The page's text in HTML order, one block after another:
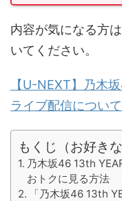
内容が気になる方
いてください。
【U-NEXT】乃木
ライブ配信につい
もくじ（お好き
乃木坂46 13th
おトクに見る方法
「乃木坂46 13th